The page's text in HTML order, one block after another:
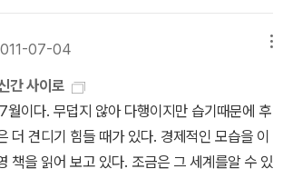
통해서 설득력 있게 옹호했다. 우리가 녹지에
때 그것은 환경에 주는 피해를 극대화하게 된
더 많은 이동을 요구하고, 그러려면 더 많은 에
한 생활 공간은 분명 나름대로 이점을 갖고 있
씬 더 많은 에너지를 소비한다.11. 그러나 지식
는것은 아니다. 학습에서 중요한 많은 부분은
이해하는데 좋은 출발점이 될 것 같다'는 평이
추천한 책은 유재현의 <시네마 온더로드: 영
사>(그린비, 2011)다. 이미 '온더로드' 시리즈
현실/현장에 대한 르포를 제시해온 저자가 이
스크린 너머의 현실을대질시키고 있다. '<시
를 비판할 목적이라기보다는 영화로부터 역사
하려는 책이다. 관객이 영화의 장면들을 무작
도시가 주요 도시의 목록이다. 이 도시들은 단순
아니라 ‘역사와 문화의 복합텍스트’로서 의미
억이 켜켜이 쌓여진 문화적 겹지층”이란 의미
시공간에 대한 인문학적 탐사’를 표방한 전우용
베개, 2008)의 표제를 빌려 말하자면 ‘도시는
으며 또한 살아있다. 12명의 기자들이 전 세계 1
게 말하는 걸까. 경제뿐만 아니라 환경의 불평등
시에 친환경, 문화적, 경제적으로 살기 좋은 도
까? 전 세계 도시의 흥망성쇠에 대한 연구가
미래를 보는 희망이길.
는 나로서는 제목을 보고 바로 보관함에 담아
이 역사적으로 보면 아주 짧은 시간을 인간과
앞으로는 계속 인간과 함께 할 것이기 때문에
크다. 최근 들어서 참으로 많은 물건을 지르
면 기발하고 창의적인 물건들앞에서는 맥을 못
것 같다.아마도 그 물건들을 사용하면서 그 창
07-04
간 사이로
월이다. 무덥지 않아 다행이지만 습기때문에 후
더 견디기 힘들 때가 있다. 경제적인 모습을 이
책을 읽어 보고 있다. 조금은 그 세계를알 수 있